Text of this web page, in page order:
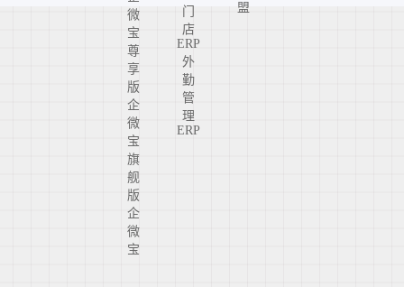
微
宝
尊
享
版
企
微
宝
旗
舰
版
企
微
宝
门
店
ERP
外
勤
管
理
ERP
盟